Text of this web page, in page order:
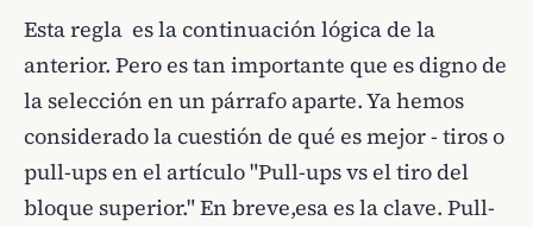
Esta regla es la continuación lógica de la
anterior. Pero es tan importante que es digno de
la selección en un párrafo aparte. Ya hemos
considerado la cuestión de qué es mejor - tiros o
pull-ups en el artículo "Pull-ups vs el tiro del
bloque superior." En breve,esa es la clave. Pull-